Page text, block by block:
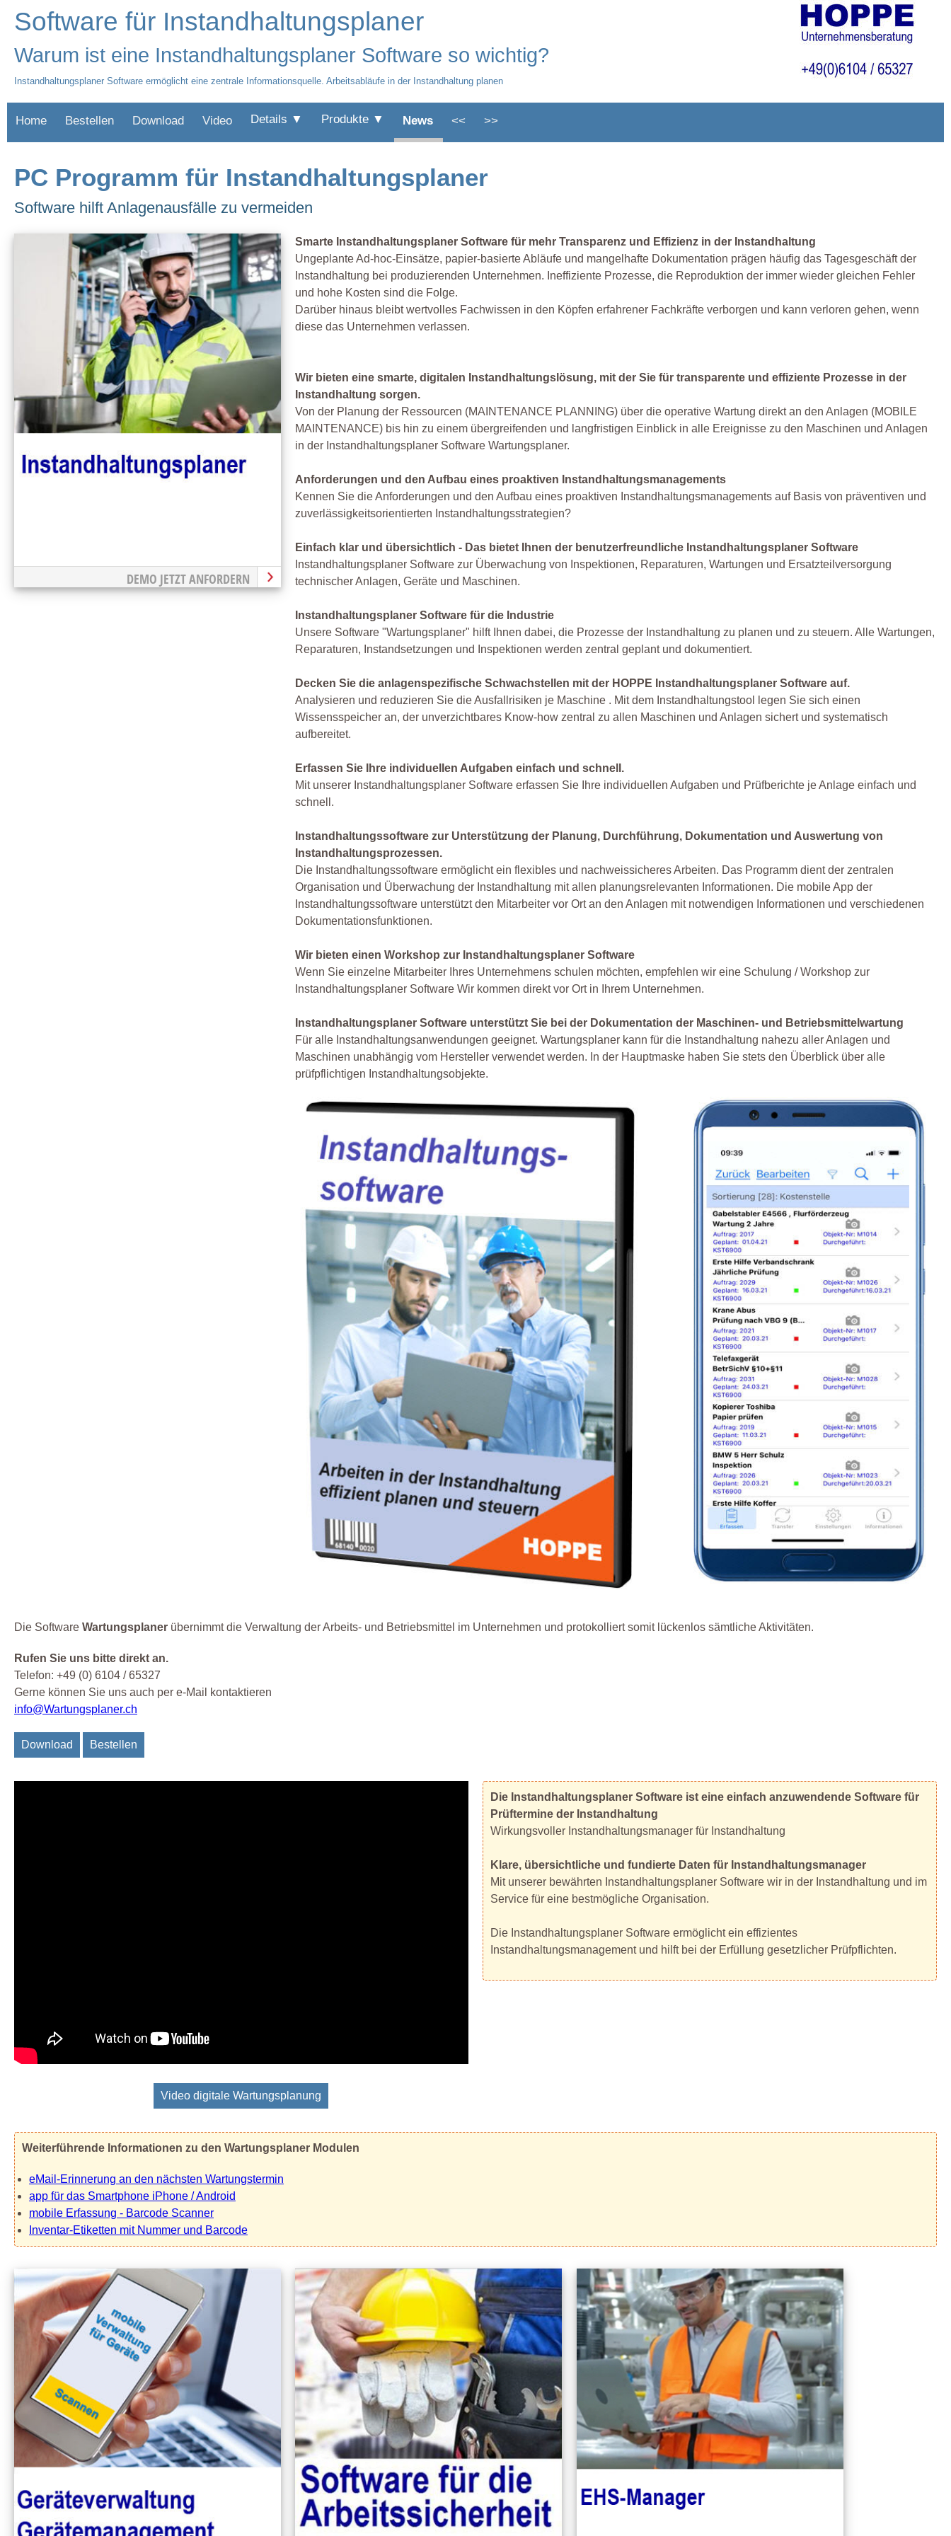
Software für Instandhaltungsplaner
Warum ist eine Instandhaltungsplaner Software so wichtig?
Instandhaltungsplaner Software ermöglicht eine zentrale Informationsquelle. Arbeitsabläufe in der Instandhaltung planen
Home Bestellen Download Video Details ▼ Produkte ▼ News << >>
PC Programm für Instandhaltungsplaner
Software hilft Anlagenausfälle zu vermeiden
DEMO JETZT ANFORDERN
Smarte Instandhaltungsplaner Software für mehr Transparenz und Effizienz in der Instandhaltung
Ungeplante Ad-hoc-Einsätze, papier-basierte Abläufe und mangelhafte Dokumentation prägen häufig das Tagesgeschäft der
Instandhaltung bei produzierenden Unternehmen. Ineffiziente Prozesse, die Reproduktion der immer wieder gleichen Fehler
und hohe Kosten sind die Folge.
Darüber hinaus bleibt wertvolles Fachwissen in den Köpfen erfahrener Fachkräfte verborgen und kann verloren gehen, wenn
diese das Unternehmen verlassen.
Wir bieten eine smarte, digitalen Instandhaltungslösung, mit der Sie für transparente und effiziente Prozesse in der
Instandhaltung sorgen.
Von der Planung der Ressourcen (MAINTENANCE PLANNING) über die operative Wartung direkt an den Anlagen (MOBILE
MAINTENANCE) bis hin zu einem übergreifenden und langfristigen Einblick in alle Ereignisse zu den Maschinen und Anlagen
in der Instandhaltungsplaner Software Wartungsplaner.
Anforderungen und den Aufbau eines proaktiven Instandhaltungsmanagements
Kennen Sie die Anforderungen und den Aufbau eines proaktiven Instandhaltungsmanagements auf Basis von präventiven und
zuverlässigkeitsorientierten Instandhaltungsstrategien?
Einfach klar und übersichtlich - Das bietet Ihnen der benutzerfreundliche Instandhaltungsplaner Software
Instandhaltungsplaner Software zur Überwachung von Inspektionen, Reparaturen, Wartungen und Ersatzteilversorgung
technischer Anlagen, Geräte und Maschinen.
Instandhaltungsplaner Software für die Industrie
Unsere Software "Wartungsplaner" hilft Ihnen dabei, die Prozesse der Instandhaltung zu planen und zu steuern. Alle Wartungen,
Reparaturen, Instandsetzungen und Inspektionen werden zentral geplant und dokumentiert.
Decken Sie die anlagenspezifische Schwachstellen mit der HOPPE Instandhaltungsplaner Software auf.
Analysieren und reduzieren Sie die Ausfallrisiken je Maschine . Mit dem Instandhaltungstool legen Sie sich einen
Wissensspeicher an, der unverzichtbares Know-how zentral zu allen Maschinen und Anlagen sichert und systematisch
aufbereitet.
Erfassen Sie Ihre individuellen Aufgaben einfach und schnell.
Mit unserer Instandhaltungsplaner Software erfassen Sie Ihre individuellen Aufgaben und Prüfberichte je Anlage einfach und
schnell.
Instandhaltungssoftware zur Unterstützung der Planung, Durchführung, Dokumentation und Auswertung von
Instandhaltungsprozessen.
Die Instandhaltungssoftware ermöglicht ein flexibles und nachweissicheres Arbeiten. Das Programm dient der zentralen
Organisation und Überwachung der Instandhaltung mit allen planungsrelevanten Informationen. Die mobile App der
Instandhaltungssoftware unterstützt den Mitarbeiter vor Ort an den Anlagen mit notwendigen Informationen und verschiedenen
Dokumentationsfunktionen.
Wir bieten einen Workshop zur Instandhaltungsplaner Software
Wenn Sie einzelne Mitarbeiter Ihres Unternehmens schulen möchten, empfehlen wir eine Schulung / Workshop zur
Instandhaltungsplaner Software Wir kommen direkt vor Ort in Ihrem Unternehmen.
Instandhaltungsplaner Software unterstützt Sie bei der Dokumentation der Maschinen- und Betriebsmittelwartung
Für alle Instandhaltungsanwendungen geeignet. Wartungsplaner kann für die Instandhaltung nahezu aller Anlagen und
Maschinen unabhängig vom Hersteller verwendet werden. In der Hauptmaske haben Sie stets den Überblick über alle
prüfpflichtigen Instandhaltungsobjekte.
Die Software Wartungsplaner übernimmt die Verwaltung der Arbeits- und Betriebsmittel im Unternehmen und protokolliert somit lückenlos sämtliche Aktivitäten.
Rufen Sie uns bitte direkt an.
Telefon: +49 (0) 6104 / 65327
Gerne können Sie uns auch per e-Mail kontaktieren
info@Wartungsplaner.ch
Download Bestellen
Video digitale Wartungsplanung
Die Instandhaltungsplaner Software ist eine einfach anzuwendende Software für
Prüftermine der Instandhaltung
Wirkungsvoller Instandhaltungsmanager für Instandhaltung
Klare, übersichtliche und fundierte Daten für Instandhaltungsmanager
Mit unserer bewährten Instandhaltungsplaner Software wir in der Instandhaltung und im
Service für eine bestmögliche Organisation.
Die Instandhaltungsplaner Software ermöglicht ein effizientes
Instandhaltungsmanagement und hilft bei der Erfüllung gesetzlicher Prüfpflichten.
Weiterführende Informationen zu den Wartungsplaner Modulen
eMail-Erinnerung an den nächsten Wartungstermin
app für das Smartphone iPhone / Android
mobile Erfassung - Barcode Scanner
Inventar-Etiketten mit Nummer und Barcode